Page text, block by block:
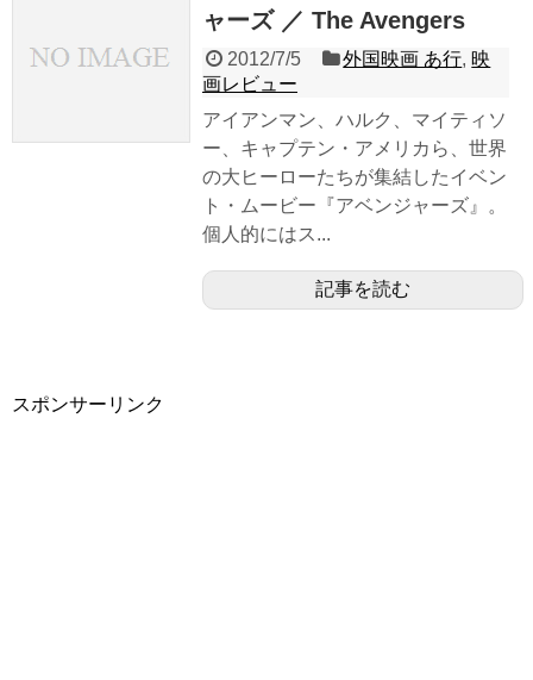
ャーズ ／ The Avengers
2012/7/5 外国映画 あ行, 映
画レビュー
アイアンマン、ハルク、マイティソ
ー、キャプテン・アメリカら、世界
の大ヒーローたちが集結したイベン
ト・ムービー『アベンジャーズ』。
個人的にはス...
記事を読む
スポンサーリンク